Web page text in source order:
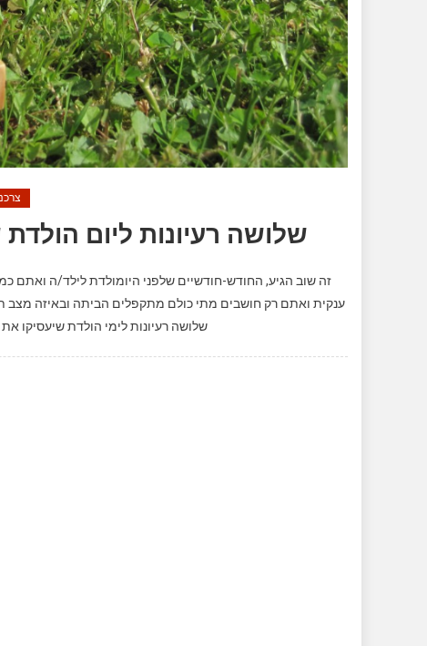
שלושה רעיונות ליום
זה שוב הגיע, החודש-חודשיים שלפני היומולדת לילד/ה ואתם
ענקית ואתם רק חושבים מתי כולם מתקפלים הביתה ובאיזה מצב
שלושה רעיונות לימי הולדת שיעסיקו